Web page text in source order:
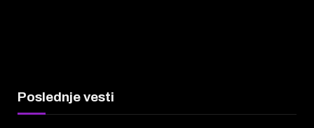
Poslednje vesti